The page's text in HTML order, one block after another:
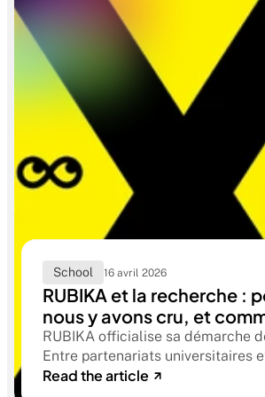
School 16 avril 2026
RUBIKA et la recherche :
nous y avons cru, et
y sommes entrés
RUBIKA officialise sa démarche
Entre partenariats universitaires
axes thématiques (éthique,
Read the article